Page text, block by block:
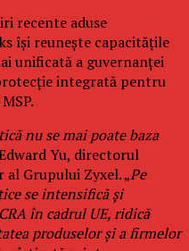
recente aduse
își reunește capacitățile
unificată a guvernanței
integrată pentru
nu se mai poate baza
Yu, directorul
Grupului Zyxel. „Pe
se intensifică și
în cadrul UE, ridică
produselor și a firmelor